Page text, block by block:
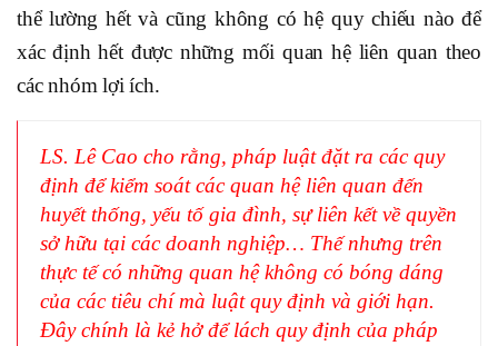
thể lường hết và cũng không có hệ quy chiếu nào để
xác định hết được những mối quan hệ liên quan theo
các nhóm lợi ích.
LS. Lê Cao cho rằng, pháp luật đặt ra các quy
định để kiểm soát các quan hệ liên quan đến
huyết thống, yếu tố gia đình, sự liên kết về quyền
sở hữu tại các doanh nghiệp… Thế nhưng trên
thực tế có những quan hệ không có bóng dáng
của các tiêu chí mà luật quy định và giới hạn.
Đây chính là kẻ hở để lách quy định của pháp